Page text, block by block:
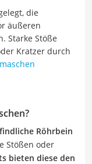
die
äußeren
Starke Stöße
Kratzer durch
Röhrbein
Stößen oder
bieten diese den